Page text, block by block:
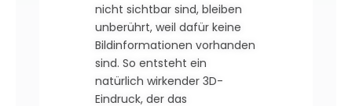
nicht sichtbar sind, bleiben
unberührt, weil dafür keine
Bildinformationen vorhanden
sind. So entsteht ein
natürlich wirkender 3D-
Eindruck, der das